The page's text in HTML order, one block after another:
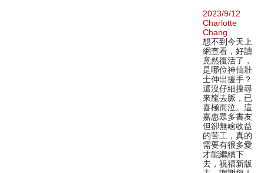
2023/9/12
Charlotte
Chang
想不到今天上
網查看，好讀
竟然復活了，
是哪位神仙壯
士伸出援手？
還沒仔細搜尋
來龍去脈，已
喜極而泣。這
嘉惠眾多書友
但卻無啥收益
的苦工，真的
需要有很多愛
才能繼續下
去，祝福新版